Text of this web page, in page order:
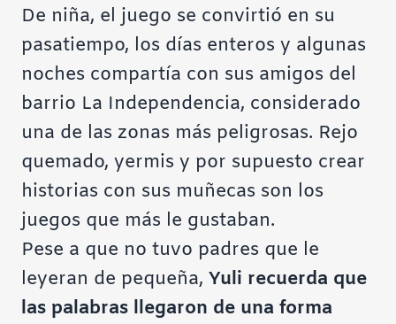
De niña, el juego se convirtió en su
pasatiempo, los días enteros y algunas
noches compartía con sus amigos del
barrio La Independencia, considerado
una de las zonas más peligrosas. Rejo
quemado, yermis y por supuesto crear
historias con sus muñecas son los
juegos que más le gustaban.
Pese a que no tuvo padres que le
leyeran de pequeña, Yuli recuerda que
las palabras llegaron de una forma